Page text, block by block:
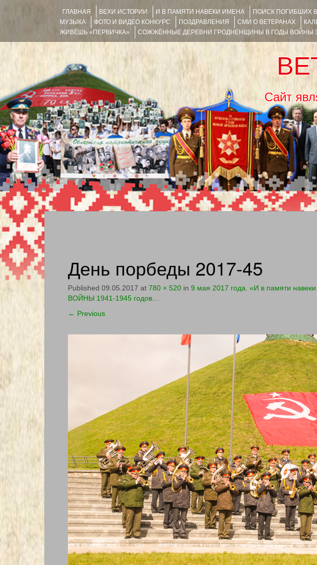
ГЛАВНАЯ ВЕХИ ИСТОРИИ И В ПАМЯТИ НАВЕКИ ИМЕНА ПОИСК ПОГИБШИХ
МУЗЫКА
ФОТО И ВИДЕО КОНКУРС ПОЗДРАВЛЕНИЯ СМИ О ВЕТЕРАНАХ
ЖИВЁШЬ «ПЕРВИЧКА»
СОЖЖЁННЫЕ ДЕРЕВНИ ГРОДНЕНЩИНЫ В ГОДЫ ВОЙНЫ
Сайт
День порбеды 2017-45
Published 09.05.2017 at 780 × 520 in 9 мая 2017 года. «И в памяти
ВОЙНЫ 1941-1945 годов…
← Previous